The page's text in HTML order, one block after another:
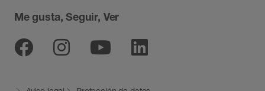
Me gusta, Seguir, Ver
Facebook
Instagram
YoutubeLinkedin